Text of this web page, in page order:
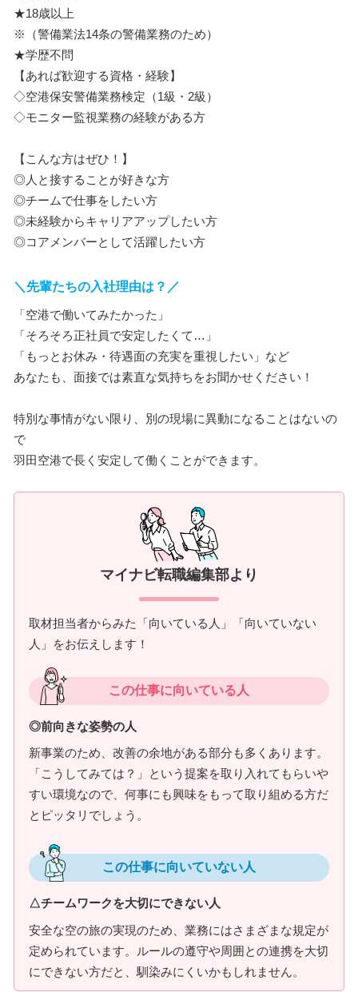
★18歳以上
※（警備業法14条の警備業務のため）
★学歴不問
【あれば歓迎する資格・経験】
◇空港保安警備業務検定（1級・2級）
◇モニター監視業務の経験がある方
【こんな方はぜひ！】
◎人と接することが好きな方
◎チームで仕事をしたい方
◎未経験からキャリアアップしたい方
◎コアメンバーとして活躍したい方
＼先輩たちの入社理由は？／
「空港で働いてみたかった」
「そろそろ正社員で安定したくて…」
「もっとお休み・待遇面の充実を重視したい」など
あなたも、面接では素直な気持ちをお聞かせください！
特別な事情がない限り、別の現場に異動になることはないの
で
羽田空港で長く安定して働くことができます。
マイナビ転職編集部より
取材担当者からみた「向いている人」「向いていない
人」をお伝えします！
この仕事に向いている人
◎前向きな姿勢の人
新事業のため、改善の余地がある部分も多くあります。
「こうしてみては？」という提案を取り入れてもらいや
すい環境なので、何事にも興味をもって取り組める方だ
とピッタリでしょう。
この仕事に向いていない人
△チームワークを大切にできない人
安全な空の旅の実現のため、業務にはさまざまな規定が
定められています。ルールの遵守や周囲との連携を大切
にできない方だと、馴染みにくいかもしれません。